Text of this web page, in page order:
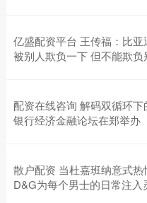
亿盛配资平台 王传福：比
被别人欺负一下 但不能欺负
配资在线咨询 解码双循环
银行经济金融论坛在郑举办
散户配资 当杜嘉班纳意式热
D&G为每个男士的日常注入